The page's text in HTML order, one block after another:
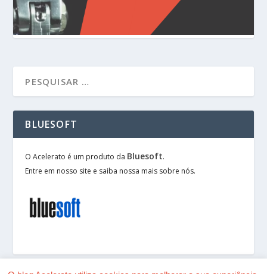
BLUESOFT
O Acelerato é um produto da Bluesoft.
Entre em nosso site e saiba nossa mais sobre nós.